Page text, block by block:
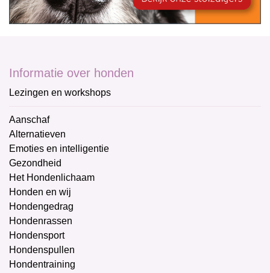
Informatie over honden
Lezingen en workshops
Aanschaf
Alternatieven
Emoties en intelligentie
Gezondheid
Het Hondenlichaam
Honden en wij
Hondengedrag
Hondenrassen
Hondensport
Hondenspullen
Hondentraining